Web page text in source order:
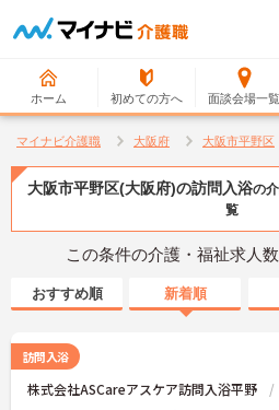
ホーム 初めての方へ 面談会場一覧
マイナビ介護職 大阪府 大阪市平野区
大阪市平野区(大阪府)の訪問入浴の
覧
この条件の介護・福祉求人数
おすすめ順 新着順
訪問入浴
株式会社ASCareアスケア訪問入浴平野